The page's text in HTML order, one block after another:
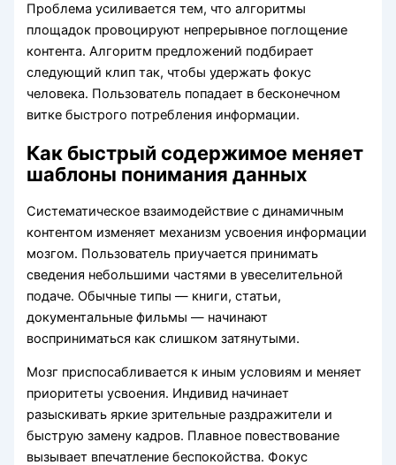
Проблема усиливается тем, что алгоритмы
площадок провоцируют непрерывное поглощение
контента. Алгоритм предложений подбирает
следующий клип так, чтобы удержать фокус
человека. Пользователь попадает в бесконечном
витке быстрого потребления информации.
Как быстрый содержимое меняет
шаблоны понимания данных
Систематическое взаимодействие с динамичным
контентом изменяет механизм усвоения информации
мозгом. Пользователь приучается принимать
сведения небольшими частями в увеселительной
подаче. Обычные типы — книги, статьи,
документальные фильмы — начинают
восприниматься как слишком затянутыми.
Мозг приспосабливается к иным условиям и меняет
приоритеты усвоения. Индивид начинает
разыскивать яркие зрительные раздражители и
быструю замену кадров. Плавное повествование
вызывает впечатление беспокойства. Фокус